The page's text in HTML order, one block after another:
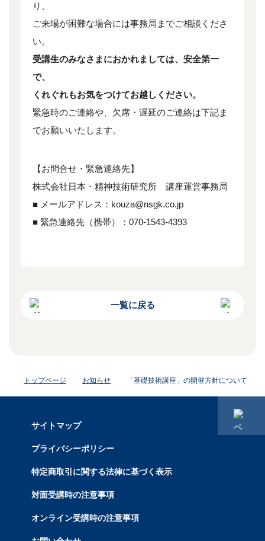
り、
ご来場が困難な場合には事務局までご相談くださ
い。
受講生のみなさまにおかれましては、安全第一
で、
くれぐれもお気をつけてお越しください。
緊急時のご連絡や、欠席・遅延のご連絡は下記ま
でお願いいたします。
【お問合せ・緊急連絡先】
株式会社日本・精神技術研究所 講座運営事務局
■ メールアドレス：kouza@nsgk.co.jp
■ 緊急連絡先（携帯）：070-1543-4393
一覧に戻る
トップページ お知らせ 「基礎技術講座」の開催方針について
サイトマップ
プライバシーポリシー
特定商取引に関する法律に基づく表示
対面受講時の注意事項
オンライン受講時の注意事項